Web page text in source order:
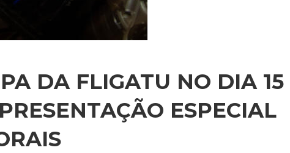
DA FLIGATU NO DIA 15
ESPECIAL